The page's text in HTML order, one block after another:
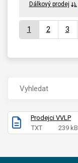
Dálkový prodej
1 2 3
Prodejci VVLP
TXT
239 kB